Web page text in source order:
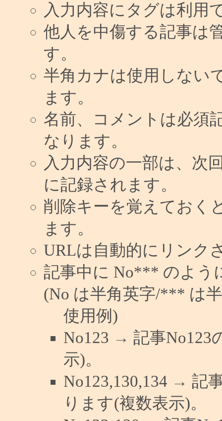
入力内容にタグは利用
他人を中傷する記事は
す。
半角カナは使用しない
ます。
名前、コメントは必須
なります。
入力内容の一部は、次
に記録されます。
削除キーを覚えておく
ます。
URLは自動的にリンク
記事中に No*** のよう
(No は半角英字/*** は
使用例)
No123 → 記事No123
示)。
No123,130,134 → 記
ります(複数表示)。